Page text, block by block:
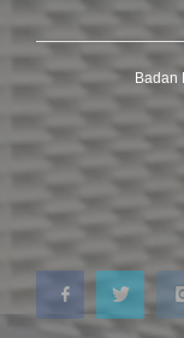
Badan